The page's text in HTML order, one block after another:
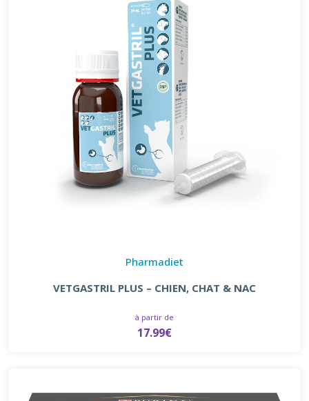
Pharmadiet
VETGASTRIL PLUS – CHIEN, CHAT & NAC
à partir de
17.99€